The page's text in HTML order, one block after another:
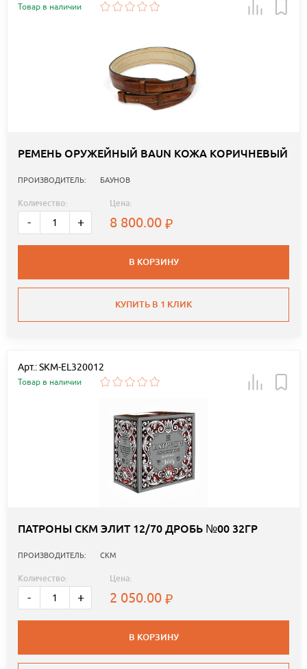
Товар в наличии
РЕМЕНЬ ОРУЖЕЙНЫЙ BAUN КОЖА КОРИЧНЕВЫЙ
ПРОИЗВОДИТЕЛЬ: БАУНОВ
Количество:
- +
Цена:
8 800.00
В КОРЗИНУ
КУПИТЬ В 1 КЛИК
Арт.: SKM-EL320012
Товар в наличии
ПАТРОНЫ СКМ ЭЛИТ 12/70 ДРОБЬ №00 32ГР
ПРОИЗВОДИТЕЛЬ: СКМ
Количество:
- +
Цена:
2 050.00
В КОРЗИНУ